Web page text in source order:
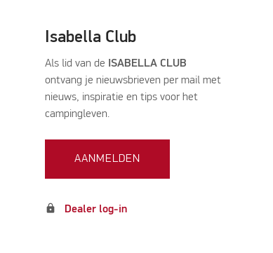
Isabella Club
Als lid van de ISABELLA CLUB
ontvang je nieuwsbrieven per mail met
nieuws, inspiratie en tips voor het
campingleven.
AANMELDEN
lock Dealer log-in